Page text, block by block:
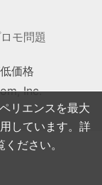
リエンスを最大
しています。詳
ください。
モ問題
価格
Inc.